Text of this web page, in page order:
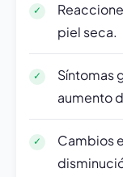
piel seca.
Síntomas
aumento
Cambios